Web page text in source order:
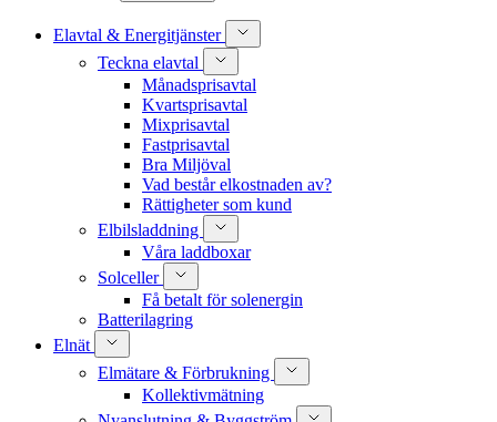
Elavtal & Energitjänster
Teckna elavtal
Månadsprisavtal
Kvartsprisavtal
Mixprisavtal
Fastprisavtal
Bra Miljöval
Vad består elkostnaden av?
Rättigheter som kund
Elbilsladdning
Våra laddboxar
Solceller
Få betalt för solenergin
Batterilagring
Elnät
Elmätare & Förbrukning
Kollektivmätning